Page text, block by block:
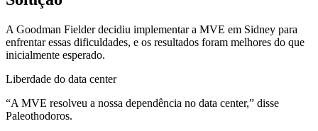
A Goodman Fielder decidiu implementar a MVE em Sidney para
enfrentar essas dificuldades, e os resultados foram melhores do que
inicialmente esperado.
Liberdade do data center
“A MVE resolveu a nossa dependência no data center,” disse
Paleothodoros.